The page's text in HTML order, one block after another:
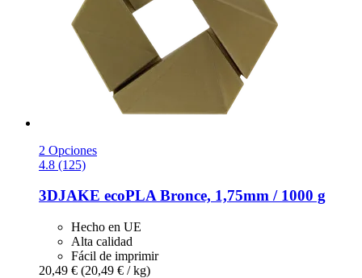
2 Opciones
4.8 (125)
3DJAKE ecoPLA Bronce, 1,75mm / 1000 g
Hecho en UE
Alta calidad
Fácil de imprimir
20,49 € (20,49 € / kg)